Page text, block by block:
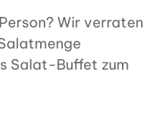
Wir verraten
Salat-Buffet zum